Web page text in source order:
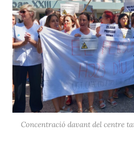
Concentració davant del centre